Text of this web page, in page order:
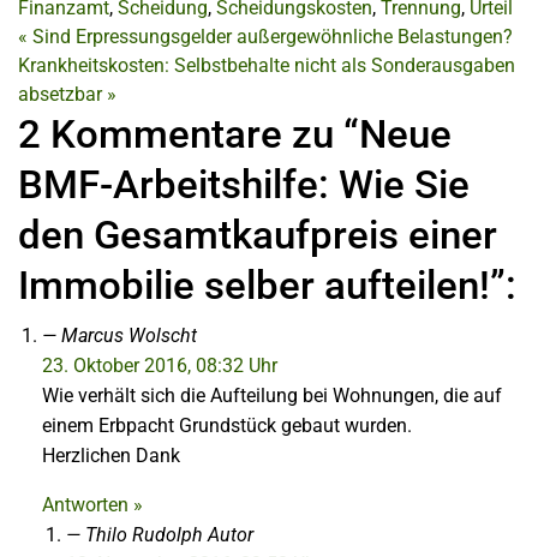
Finanzamt, Scheidung, Scheidungskosten, Trennung, Urteil
« Sind Erpressungsgelder außergewöhnliche Belastungen?
Krankheitskosten: Selbstbehalte nicht als Sonderausgaben
absetzbar »
2 Kommentare zu “Neue
BMF-Arbeitshilfe: Wie Sie
den Gesamtkaufpreis einer
Immobilie selber aufteilen!”:
Marcus Wolscht
23. Oktober 2016, 08:32 Uhr
Wie verhält sich die Aufteilung bei Wohnungen, die auf
einem Erbpacht Grundstück gebaut wurden.
Herzlichen Dank
Antworten »
Thilo RudolphAutor